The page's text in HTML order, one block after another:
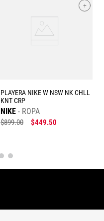
+
PLAYERA NIKE W NSW NK CHLL
KNT CRP
NIKE ROPA
$899.00 $449.50